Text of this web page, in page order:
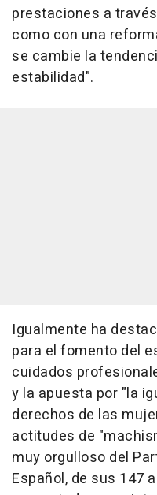
prestaciones a
como con una
se cambie la
estabilidad".
Igualmente ha
para el fomento del
cuidados
y la apuesta por "la
derechos de las
actitudes de
muy orgulloso del
Español, de sus 147